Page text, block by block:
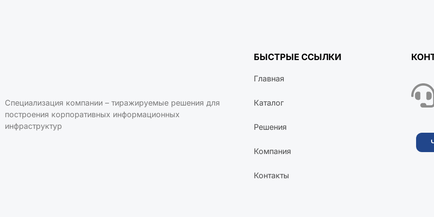
Специализация компании – тиражируемые решения для
построения корпоративных информационных
инфраструктур
БЫСТРЫЕ ССЫЛКИ
Главная
Каталог
Решения
Компания
Контакты